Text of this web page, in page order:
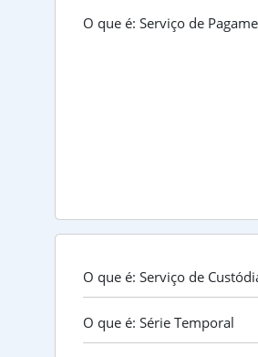
O que é: Serviço de
O que é: Serviço de
O que é: Série Temporal